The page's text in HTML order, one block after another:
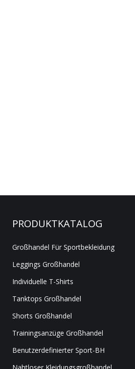
PRODUKTKATALOG
Großhandel Für Sportbekleidung
Leggings Großhandel
Individuelle T-Shirts
Tanktops Großhandel
Shorts Großhandel
Trainingsanzüge Großhandel
Benutzerdefinierter Sport-BH